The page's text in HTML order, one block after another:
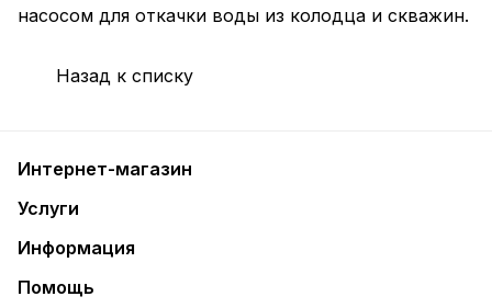
насосом для откачки воды из колодца и скважин.
Назад к списку
Интернет-магазин
Услуги
Информация
Помощь